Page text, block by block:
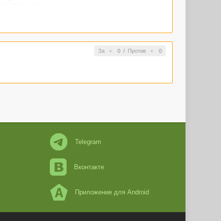
За 0/ Против 0
Telegram
Вконтакте
Приложение для Android